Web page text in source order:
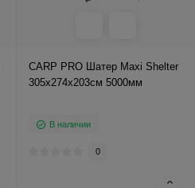
CARP PRO Шатер Maxi Shelter
305x274x203см 5000мм
В наличии
0